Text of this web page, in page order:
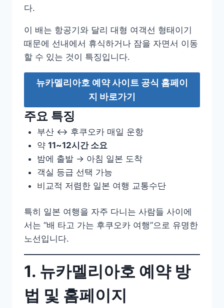
다.
이 배는 항공기와 달리 대형 여객선 형태이기
때문에 선내에서 휴식하거나 잠을 자면서 이동
할 수 있는 것이 특징입니다.
뉴카멜리아호 예약 사이트 공식 홈페이
지 바로가기
주요 특징
부산 ↔ 후쿠오카 매일 운항
약 11~12시간 소요
밤에 출발 → 아침 일본 도착
객실 등급 선택 가능
비교적 저렴한 일본 여행 교통수단
특히 일본 여행을 자주 다니는 사람들 사이에
서는 “배 타고 가는 후쿠오카 여행”으로 유명한
노선입니다.
1. 뉴카멜리아호 예약 방
법 및 홈페이지